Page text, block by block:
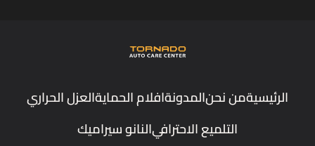
الرئيسيةمن نحنالمدونةافلام الحمايةالعزل الحراري
التلميع الاحترافيالنانو سيراميك